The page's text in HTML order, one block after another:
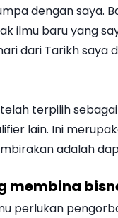
dengan
ilmu baru yang
dari Tarikh
terpilih
lain. Ini
adalah
perlukan